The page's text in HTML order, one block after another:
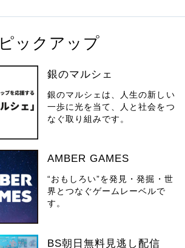
ピックアップ
銀のマルシェ
銀のマルシェは、人生の新しい
一歩に光を当て、人と社会をつ
なぐ取り組みです。
AMBER GAMES
“おもしろい”を発見・発掘・世
界とつなぐゲームレーベルで
す。
BS朝日無料見逃し配信